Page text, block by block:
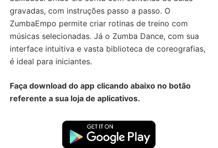
gravadas, com instruções passo a passo. O
ZumbaEmpo permite criar rotinas de treino com
músicas selecionadas. Já o Zumba Dance, com sua
interface intuitiva e vasta biblioteca de coreografias,
é ideal para iniciantes.
Faça download do app clicando abaixo no botão
referente a sua loja de aplicativos.